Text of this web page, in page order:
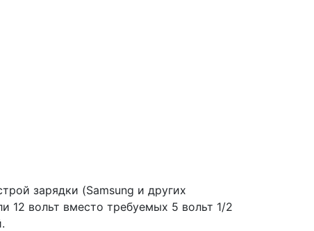
зарядки (Samsung и других
вольт вместо требуемых 5 вольт 1/2